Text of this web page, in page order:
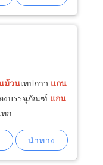
ม้วนเทปกาว แกน
งบรรจุภัณฑ์ แกน
ก